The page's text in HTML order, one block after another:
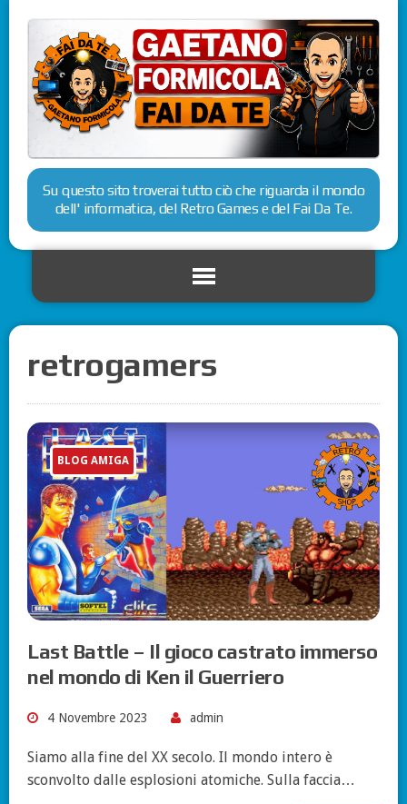
Su questo sito troverai tutto ciò che riguarda il mondo
dell' informatica, del Retro Games e del Fai Da Te.
retrogamers
BLOG AMIGA
Last Battle – Il gioco castrato immerso
nel mondo di Ken il Guerriero
4 Novembre 2023 admin
Siamo alla fine del XX secolo. Il mondo intero è
sconvolto dalle esplosioni atomiche. Sulla faccia…